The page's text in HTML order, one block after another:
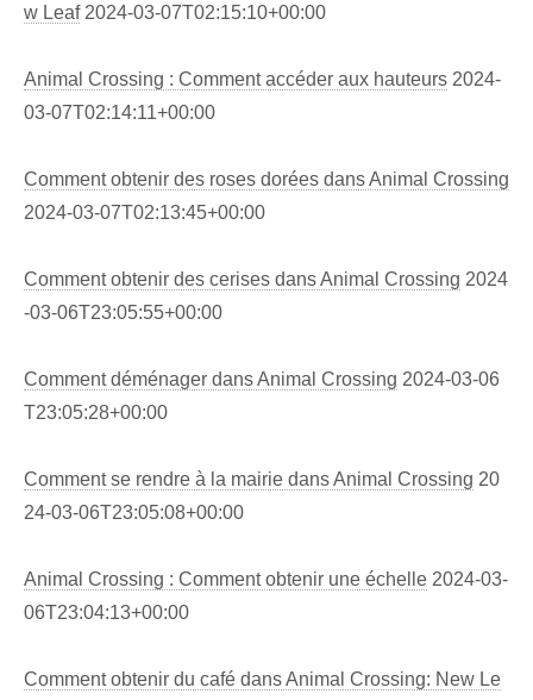
w Leaf 2024-03-07T02:15:10+00:00
Animal Crossing : Comment accéder aux hauteurs 2024-
03-07T02:14:11+00:00
Comment obtenir des roses dorées dans Animal Crossing
2024-03-07T02:13:45+00:00
Comment obtenir des cerises dans Animal Crossing 2024
-03-06T23:05:55+00:00
Comment déménager dans Animal Crossing 2024-03-06
T23:05:28+00:00
Comment se rendre à la mairie dans Animal Crossing 20
24-03-06T23:05:08+00:00
Animal Crossing : Comment obtenir une échelle 2024-03-
06T23:04:13+00:00
Comment obtenir du café dans Animal Crossing: New Le